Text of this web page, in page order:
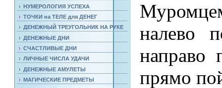
НУМЕРОЛОГИЯ УСПЕХА
ТОЧКИ на ТЕЛЕ для ДЕНЕГ
ДЕНЕЖНЫЙ ТРЕУГОЛЬНИК НА РУКЕ
ДЕНЕЖНЫЕ ДНИ
СЧАСТЛИВЫЕ ДНИ
ЛИЧНЫЕ ЧИСЛА УДАЧИ
ДЕНЕЖНЫЕ АМУЛЕТЫ
МАГИЧЕСКИЕ ПРЕДМЕТЫ
налево
направо
прямо